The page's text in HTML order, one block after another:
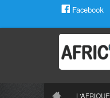
Facebook
L'AFRIQUE